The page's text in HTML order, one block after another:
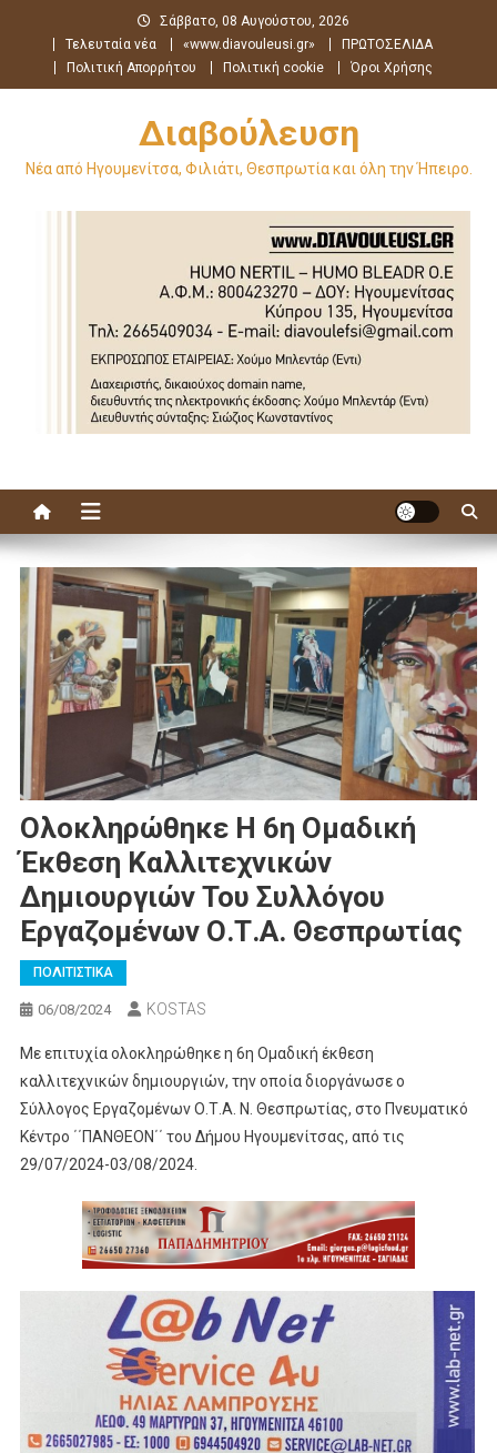
περιεχόμενο
Σάββατο, 08 Αυγούστου, 2026
Τελευταία νέα
«www.diavouleusi.gr»
ΠΡΩΤΟΣΕΛΙΔΑ
Πολιτική Απορρήτου
Πολιτική cookie Όροι Χρήσης
Διαβούλευση
Νέα από Ηγουμενίτσα, Φιλιάτι, Θεσπρωτία και όλη την Ήπειρο.
Ολοκληρώθηκε Η 6η Ομαδική
Έκθεση Καλλιτεχνικών
Δημιουργιών Του Συλλόγου
Εργαζομένων Ο.Τ.Α. Θεσπρωτίας
ΠΟΛΙΤΙΣΤΙΚΑ
06/08/2024 KOSTAS
Με επιτυχία ολοκληρώθηκε η 6η Ομαδική έκθεση
καλλιτεχνικών δημιουργιών, την οποία διοργάνωσε ο
Σύλλογος Εργαζομένων Ο.Τ.Α. Ν. Θεσπρωτίας, στο Πνευματικό
Κέντρο ΄΄ΠΑΝΘΕΟΝ΄΄ του Δήμου Ηγουμενίτσας, από τις
29/07/2024-03/08/2024.